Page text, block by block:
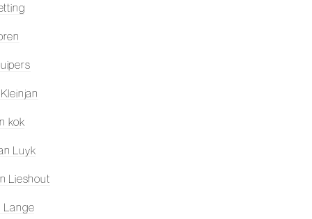
kok
Luyk
Lieshout
Lange